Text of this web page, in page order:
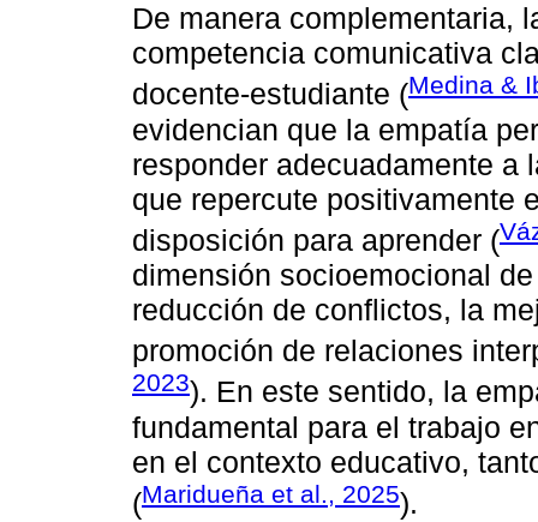
De manera complementaria,
competencia comunicativa
docente-estudiante (Medina &
evidencian que la empatía
responder adecuadamente a
que repercute positivamente
disposición para aprender (
dimensión socioemocional
reducción de conflictos, la
promoción de relaciones
2023). En este sentido, la
fundamental para el trabajo
en el contexto educativo,
(Maridueña et al., 2025).